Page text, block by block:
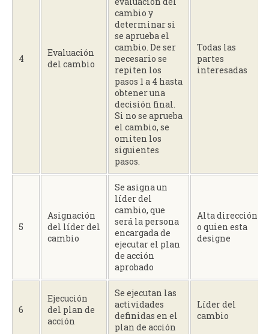
4
Evaluación
del cambio
cambio y
determinar si
se aprueba el
cambio. De ser
necesario se
repiten los
pasos 1 a 4 hasta
obtener una
decisión final.
Si no se aprueba
el cambio, se
omiten los
siguientes
pasos.
Todas las
partes
interesadas
5
Asignación
del líder del
cambio
Se asigna un
líder del
cambio, que
será la persona
encargada de
ejecutar el plan
de acción
aprobado
Alta dirección
o quien esta
designe
6
Ejecución
del plan de
acción
Se ejecutan las
actividades
definidas en el
plan de acción
Líder del
cambio